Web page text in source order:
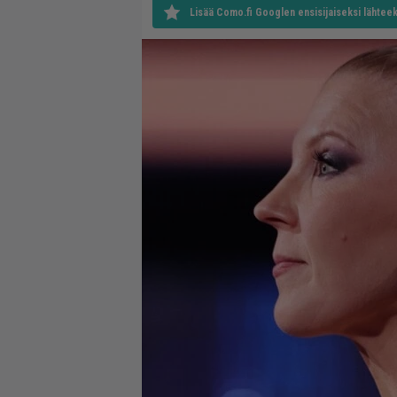
Lisää Como.fi Googlen ensisijaiseksi